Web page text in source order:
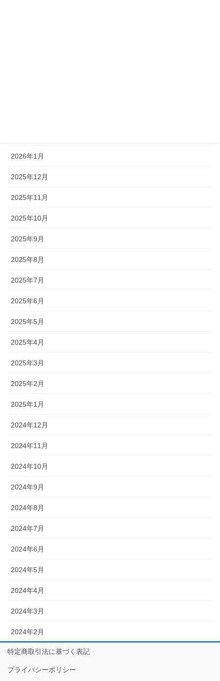
2026年1月
2025年12月
2025年11月
2025年10月
2025年9月
2025年8月
2025年7月
2025年6月
2025年5月
2025年4月
2025年3月
2025年2月
2025年1月
2024年12月
2024年11月
2024年10月
2024年9月
2024年8月
2024年7月
2024年6月
2024年5月
2024年4月
2024年3月
2024年2月
特定商取引法に基づく表記
プライバシーポリシー